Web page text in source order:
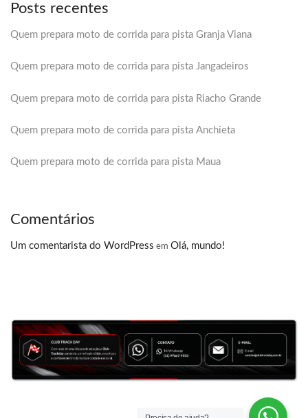
Posts recentes
Quem prepara moto de corrida para pista Granja Viana
Quem prepara moto de corrida para pista Jangadeiros
Quem prepara moto de corrida para pista Riacho Grande
Quem prepara moto de corrida para pista Anchieta
Quem prepara moto de corrida para pista Maua
Comentários
Um comentarista do WordPress em Olá, mundo!